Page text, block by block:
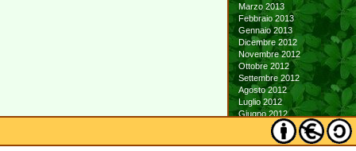
Marzo 2013
Febbraio 2013
Gennaio 2013
Dicembre 2012
Novembre 2012
Ottobre 2012
Settembre 2012
Agosto 2012
Luglio 2012
Giugno 2012
Maggio 2012
Aprile 2012